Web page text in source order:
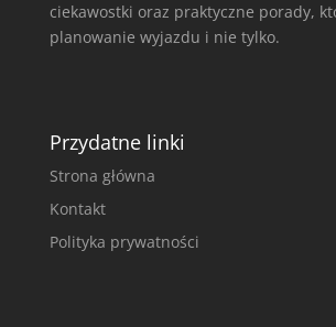
ciekawostki oraz praktyczne porady,
planowanie wyjazdu i nie tylko.
Przydatne linki
Strona główna
Kontakt
Polityka prywatności